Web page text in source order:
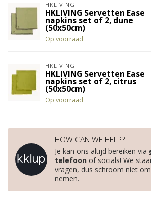
HKLIVING
HKLIVING Servetten Ease
napkins set of 2, dune
(50x50cm)
Op voorraad
HKLIVING
HKLIVING Servetten Ease
napkins set of 2, citrus
(50x50cm)
Op voorraad
HOW CAN WE HELP?
Je kan ons altijd bereiken via
telefoon of socials! We
vragen, dus schroom niet
nemen.